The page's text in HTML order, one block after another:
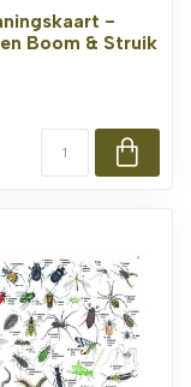
-
Boom & Struik